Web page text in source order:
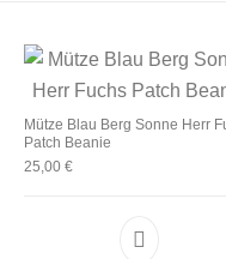
New Products On Sale!
Mütze Blau Berg Sonne Herr
Patch Beanie
25,00 €